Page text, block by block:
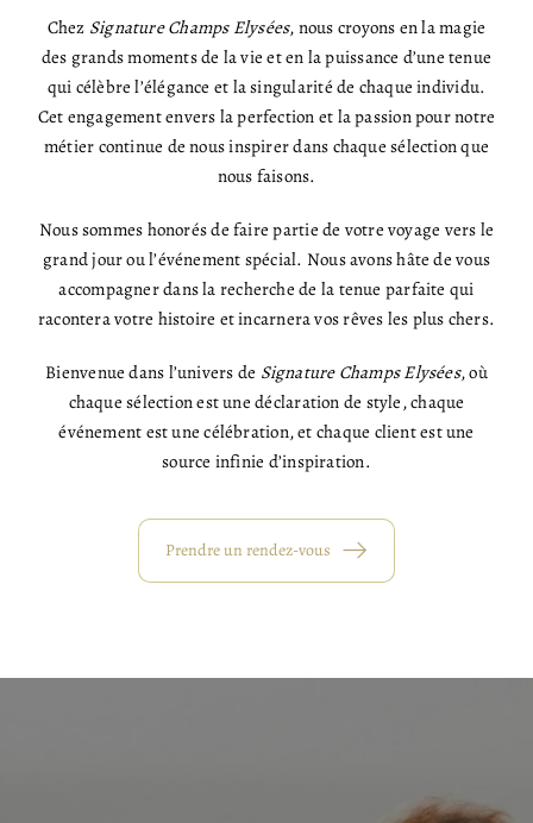
Chez Signature Champs Elysées, nous croyons en la magie
des grands moments de la vie et en la puissance d’une tenue
qui célèbre l’élégance et la singularité de chaque individu.
Cet engagement envers la perfection et la passion pour notre
métier continue de nous inspirer dans chaque sélection que
nous faisons.
Nous sommes honorés de faire partie de votre voyage vers le
grand jour ou l’événement spécial. Nous avons hâte de vous
accompagner dans la recherche de la tenue parfaite qui
racontera votre histoire et incarnera vos rêves les plus chers.
Bienvenue dans l’univers de Signature Champs Elysées, où
chaque sélection est une déclaration de style, chaque
événement est une célébration, et chaque client est une
source infinie d’inspiration.
Prendre un rendez-vous